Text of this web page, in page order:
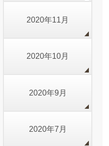
2020年11月
2020年10月
2020年9月
2020年7月